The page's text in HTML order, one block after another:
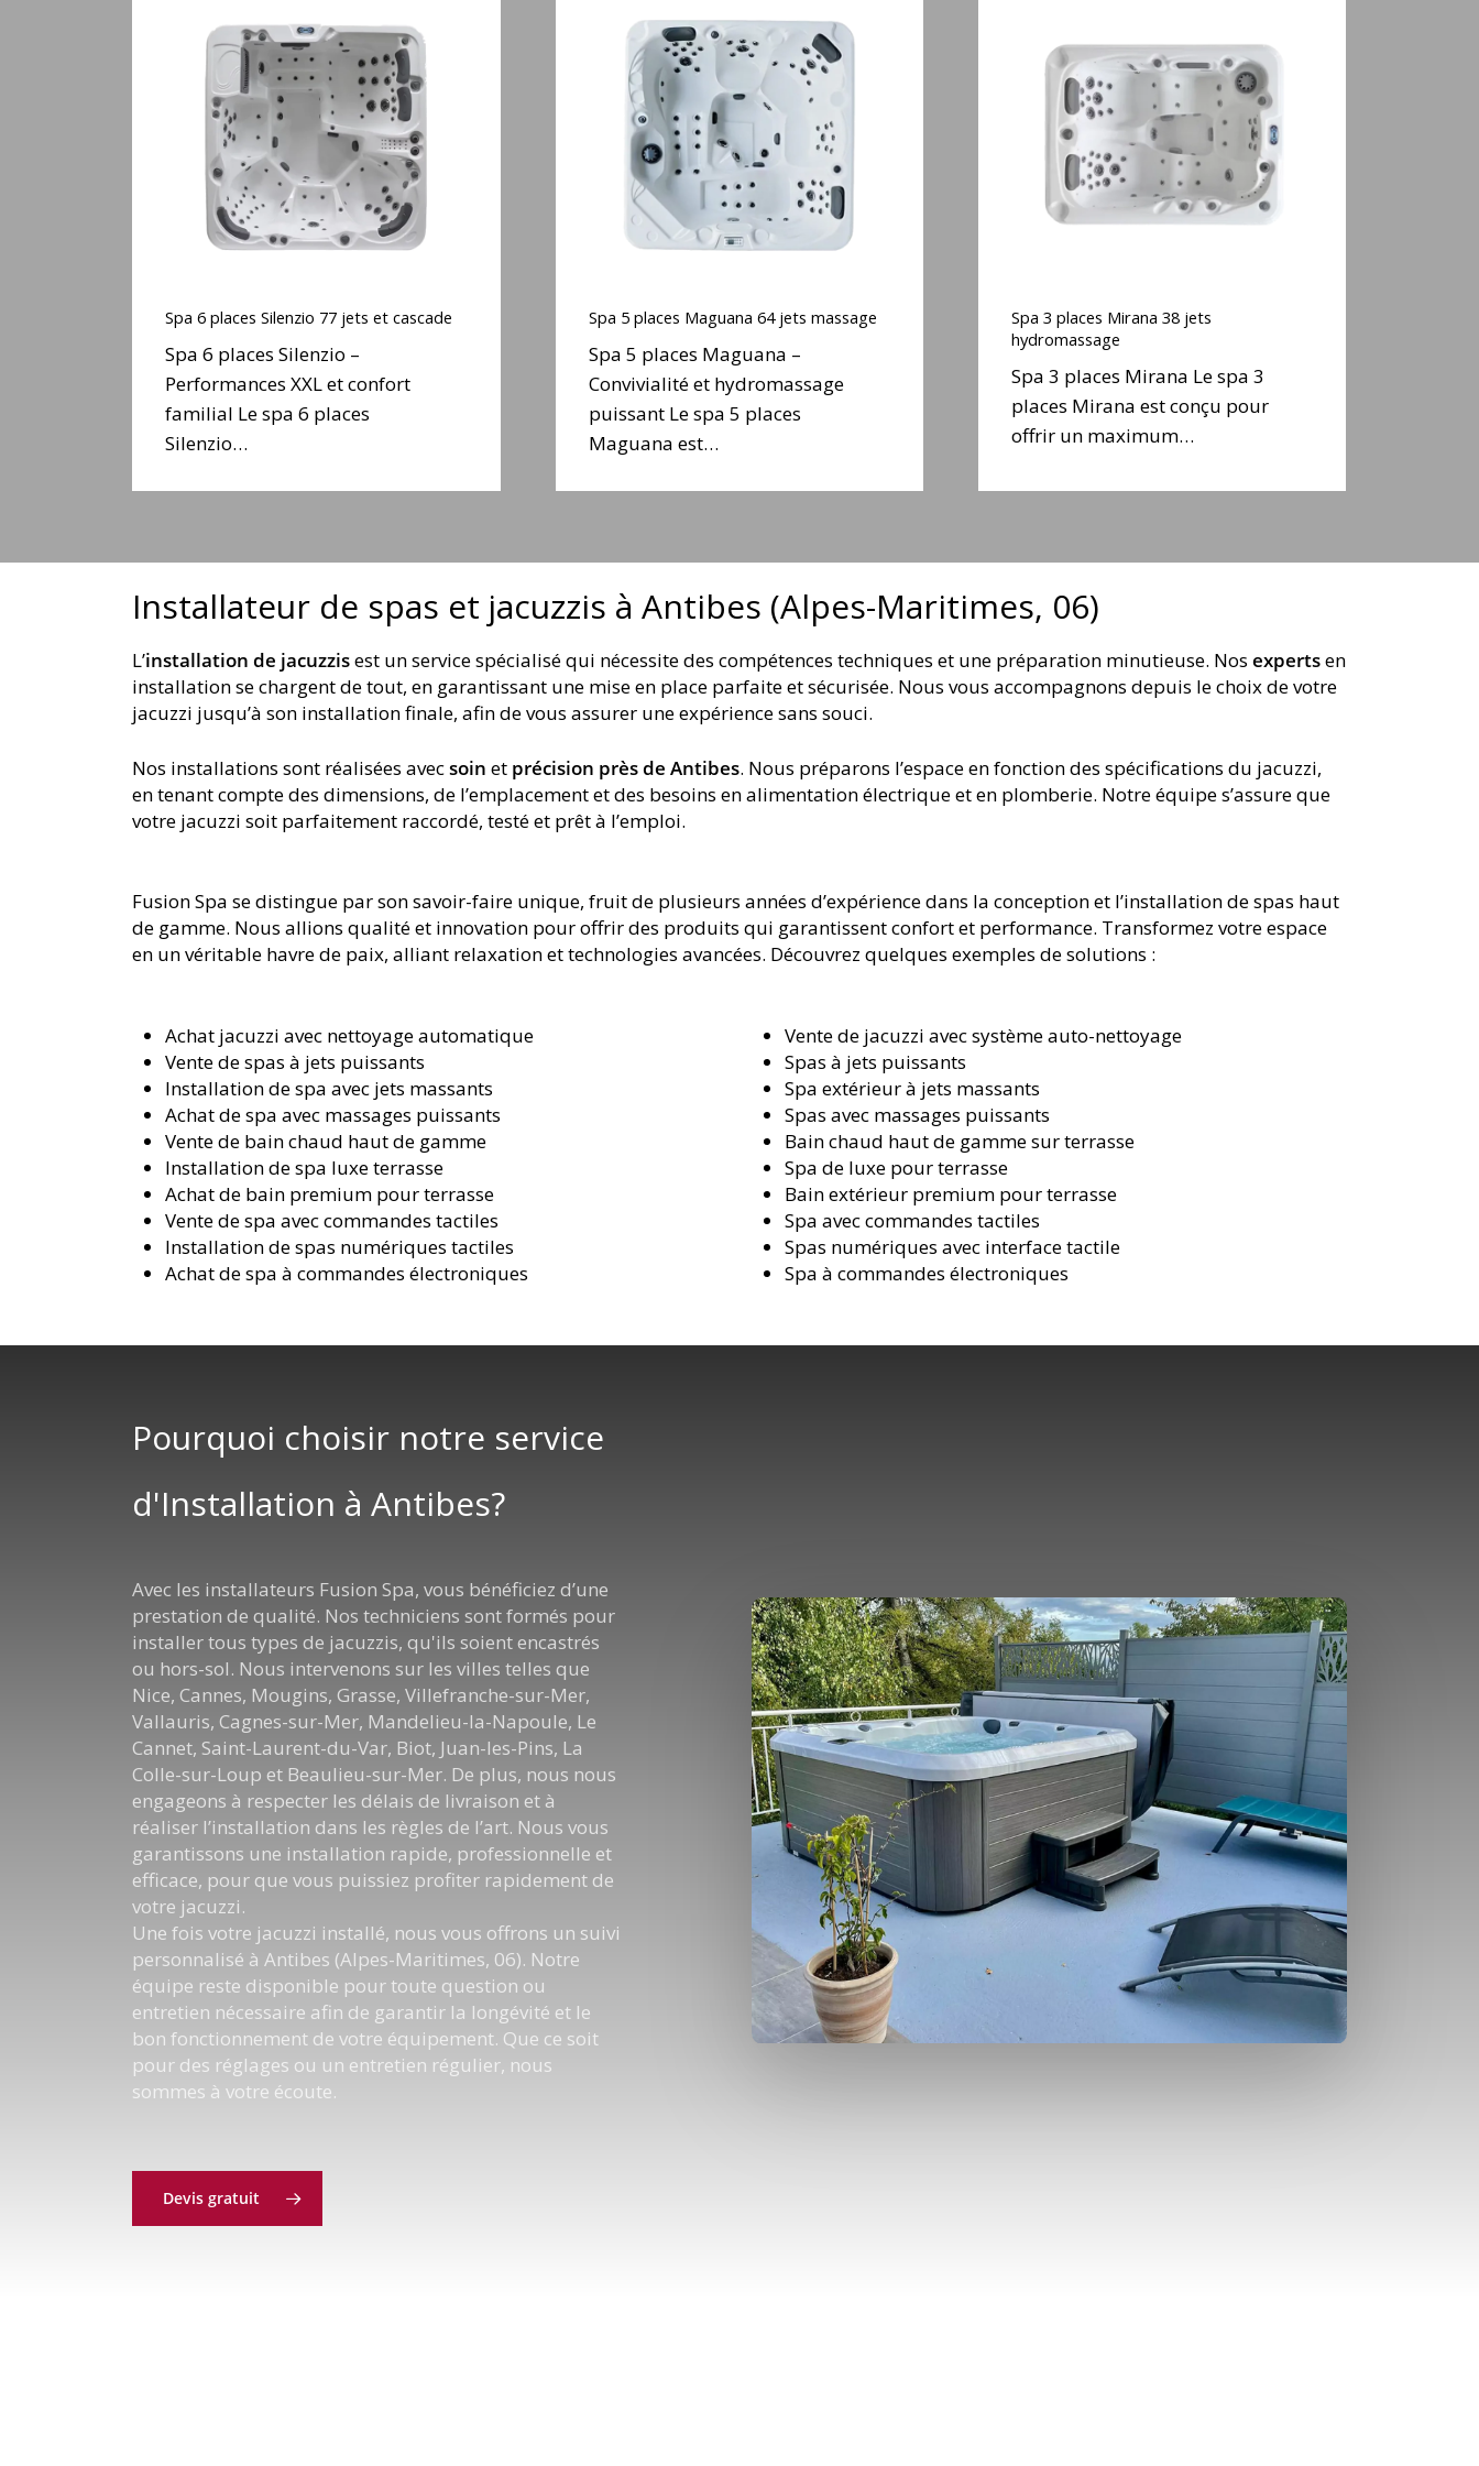
Silenzio
Spa 6 places Silenzio 77 jets et cascade
Spa 6 places Silenzio –
Performances XXL et confort
familial Le spa 6 places
Silenzio…
Maguana
massage
Maguana
massage
Spa 5 places Maguana 64 jets massage
Spa 5 places Maguana –
Convivialité et hydromassage
puissant Le spa 5 places
Maguana est…
hydromassage
places
Mirana
hydromassage
Spa 3 places Mirana 38 jets
hydromassage
Spa 3 places Mirana Le spa 3
places Mirana est conçu pour
offrir un maximum…
Installateur de spas et jacuzzis à Antibes (Alpes-Maritimes, 06)
L’installation de jacuzzisest un service spécialisé qui nécessite des compétences techniques et une préparation minutieuse. Nosexpertsen
installation se chargent de tout, en garantissant une mise en place parfaite et sécurisée. Nous vous accompagnons depuis le choix de votre
jacuzzi jusqu’à son installation finale, afin de vous assurer une expérience sans souci.
Nos installations sont réalisées avecsoin et précision près de Antibes. Nous préparons l’espace en fonction des spécifications du jacuzzi,
en tenant compte des dimensions, de l’emplacement et des besoins en alimentation électrique et en plomberie. Notre équipe s’assure que
votre jacuzzi soit parfaitement raccordé, testé et prêt à l’emploi.
Fusion Spa se distingue par son savoir-faire unique, fruit de plusieurs années d’expérience dans la conception et l’installation de spas haut
de gamme. Nous allions qualité et innovation pour offrir des produits qui garantissent confort et performance. Transformez votre espace
en un véritable havre de paix, alliant relaxation et technologies avancées. Découvrez quelques exemples de solutions :
Achat jacuzzi avec nettoyage automatique
Vente de spas à jets puissants
Installation de spa avec jets massants
Achat de spa avec massages puissants
Vente de bain chaud haut de gamme
Installation de spa luxe terrasse
Achat de bain premium pour terrasse
Vente de spa avec commandes tactiles
Installation de spas numériques tactiles
Achat de spa à commandes électroniques
Vente de jacuzzi avec système auto-nettoyage
Spas à jets puissants
Spa extérieur à jets massants
Spas avec massages puissants
Bain chaud haut de gamme sur terrasse
Spa de luxe pour terrasse
Bain extérieur premium pour terrasse
Spa avec commandes tactiles
Spas numériques avec interface tactile
Spa à commandes électroniques
Pourquoi choisir notre service
d'Installation à Antibes?
Avec les installateurs Fusion Spa, vous bénéficiez d’une
prestation de qualité. Nos techniciens sont formés pour
installer tous types de jacuzzis, qu'ils soient encastrés
ou hors-sol. Nous intervenons sur les villes telles que
Nice, Cannes, Mougins, Grasse, Villefranche-sur-Mer,
Vallauris, Cagnes-sur-Mer, Mandelieu-la-Napoule, Le
Cannet, Saint-Laurent-du-Var, Biot, Juan-les-Pins, La
Colle-sur-Loup et Beaulieu-sur-Mer. De plus, nous nous
engageons à respecter les délais de livraison et à
réaliser l’installation dans les règles de l’art. Nous vous
garantissons une installation rapide, professionnelle et
efficace, pour que vous puissiez profiter rapidement de
votre jacuzzi.
Une fois votre jacuzzi installé, nous vous offrons un suivi
personnalisé à Antibes (Alpes-Maritimes, 06). Notre
équipe reste disponible pour toute question ou
entretien nécessaire afin de garantir la longévité et le
bon fonctionnement de votre équipement. Que ce soit
pour des réglages ou un entretien régulier, nous
sommes à votre écoute.
Devis gratuit